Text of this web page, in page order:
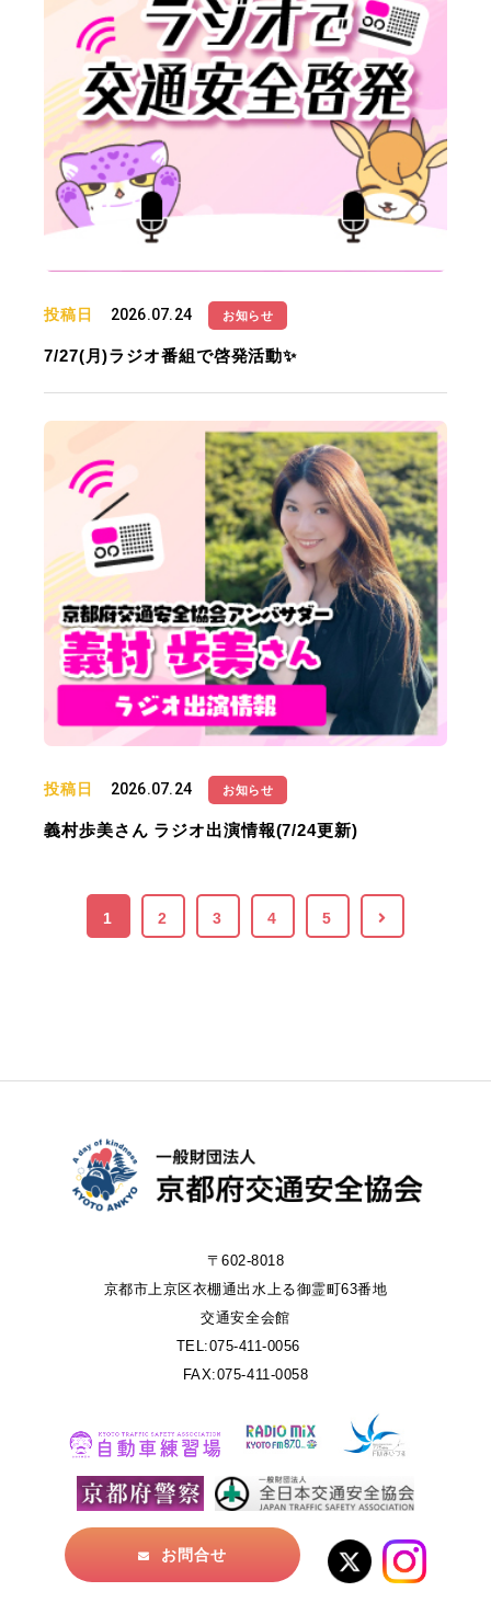
投稿日 2026.07.24 お知らせ
7/27(月)ラジオ番組で啓発活動✨
投稿日 2026.07.24 お知らせ
義村歩美さん ラジオ出演情報(7/24更新)
1 2 3 4 5
〒602-8018
京都市上京区衣棚通出水上る御霊町63番地
交通安全会館
TEL:075-411-0056
FAX:075-411-0058
お問合せ